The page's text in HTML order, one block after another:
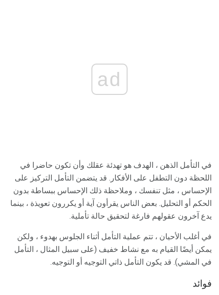
ad
في التأمل الذهن ، الهدف هو تهدئة عقلك وأن تكون حاضرا في
اللحظة دون التطفل على الأفكار. قد يتضمن التأمل التركيز على
الإحساس ، مثل تنفسك ، وملاحظة ذلك الإحساس ببساطة بدون
الحكم أو التحليل. بعض الناس يقرأون آية أو يكررون تعويذة ، بينما
يدع آخرون عقولهم فارغة لتحقيق حالة تأملية.
في أغلب الأحيان ، تتم عملية التأمل أثناء الجلوس بهدوء ، ولكن
يمكن أيضًا القيام به مع نشاط خفيف (على سبيل المثال ، التأمل
في المشي). قد يكون التأمل ذاتي التوجيه أو التوجيه.
فوائد